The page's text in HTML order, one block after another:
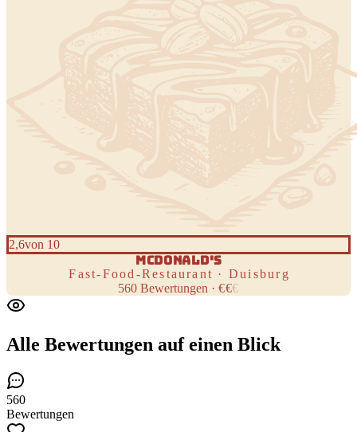
2,6von 10
MCDONALD'S
Fast-Food-Restaurant · Duisburg
560 Bewertungen ·€€€
Alle Bewertungen auf einen Blick
560
Bewertungen